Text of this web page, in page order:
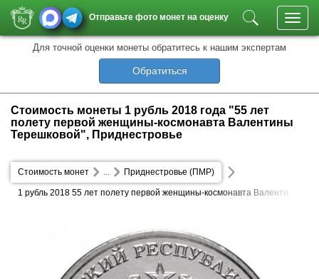
Отправьте фото монет на оценку
Для точной оценки монеты обратитесь к нашим экспертам
Обратиться
Стоимость монеты 1 рубль 2018 года "55 лет
полету первой женщины-космонавта Валентины
Терешковой", Приднестровье
Стоимость монет Приднестровье (ПМР)
...
1 рубль 2018 55 лет полету первой женщины-космонавта Валенти